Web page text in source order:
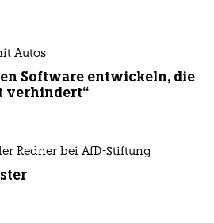
Autos
Software entwickeln, die
verhindert“
Redner bei AfD-Stiftung